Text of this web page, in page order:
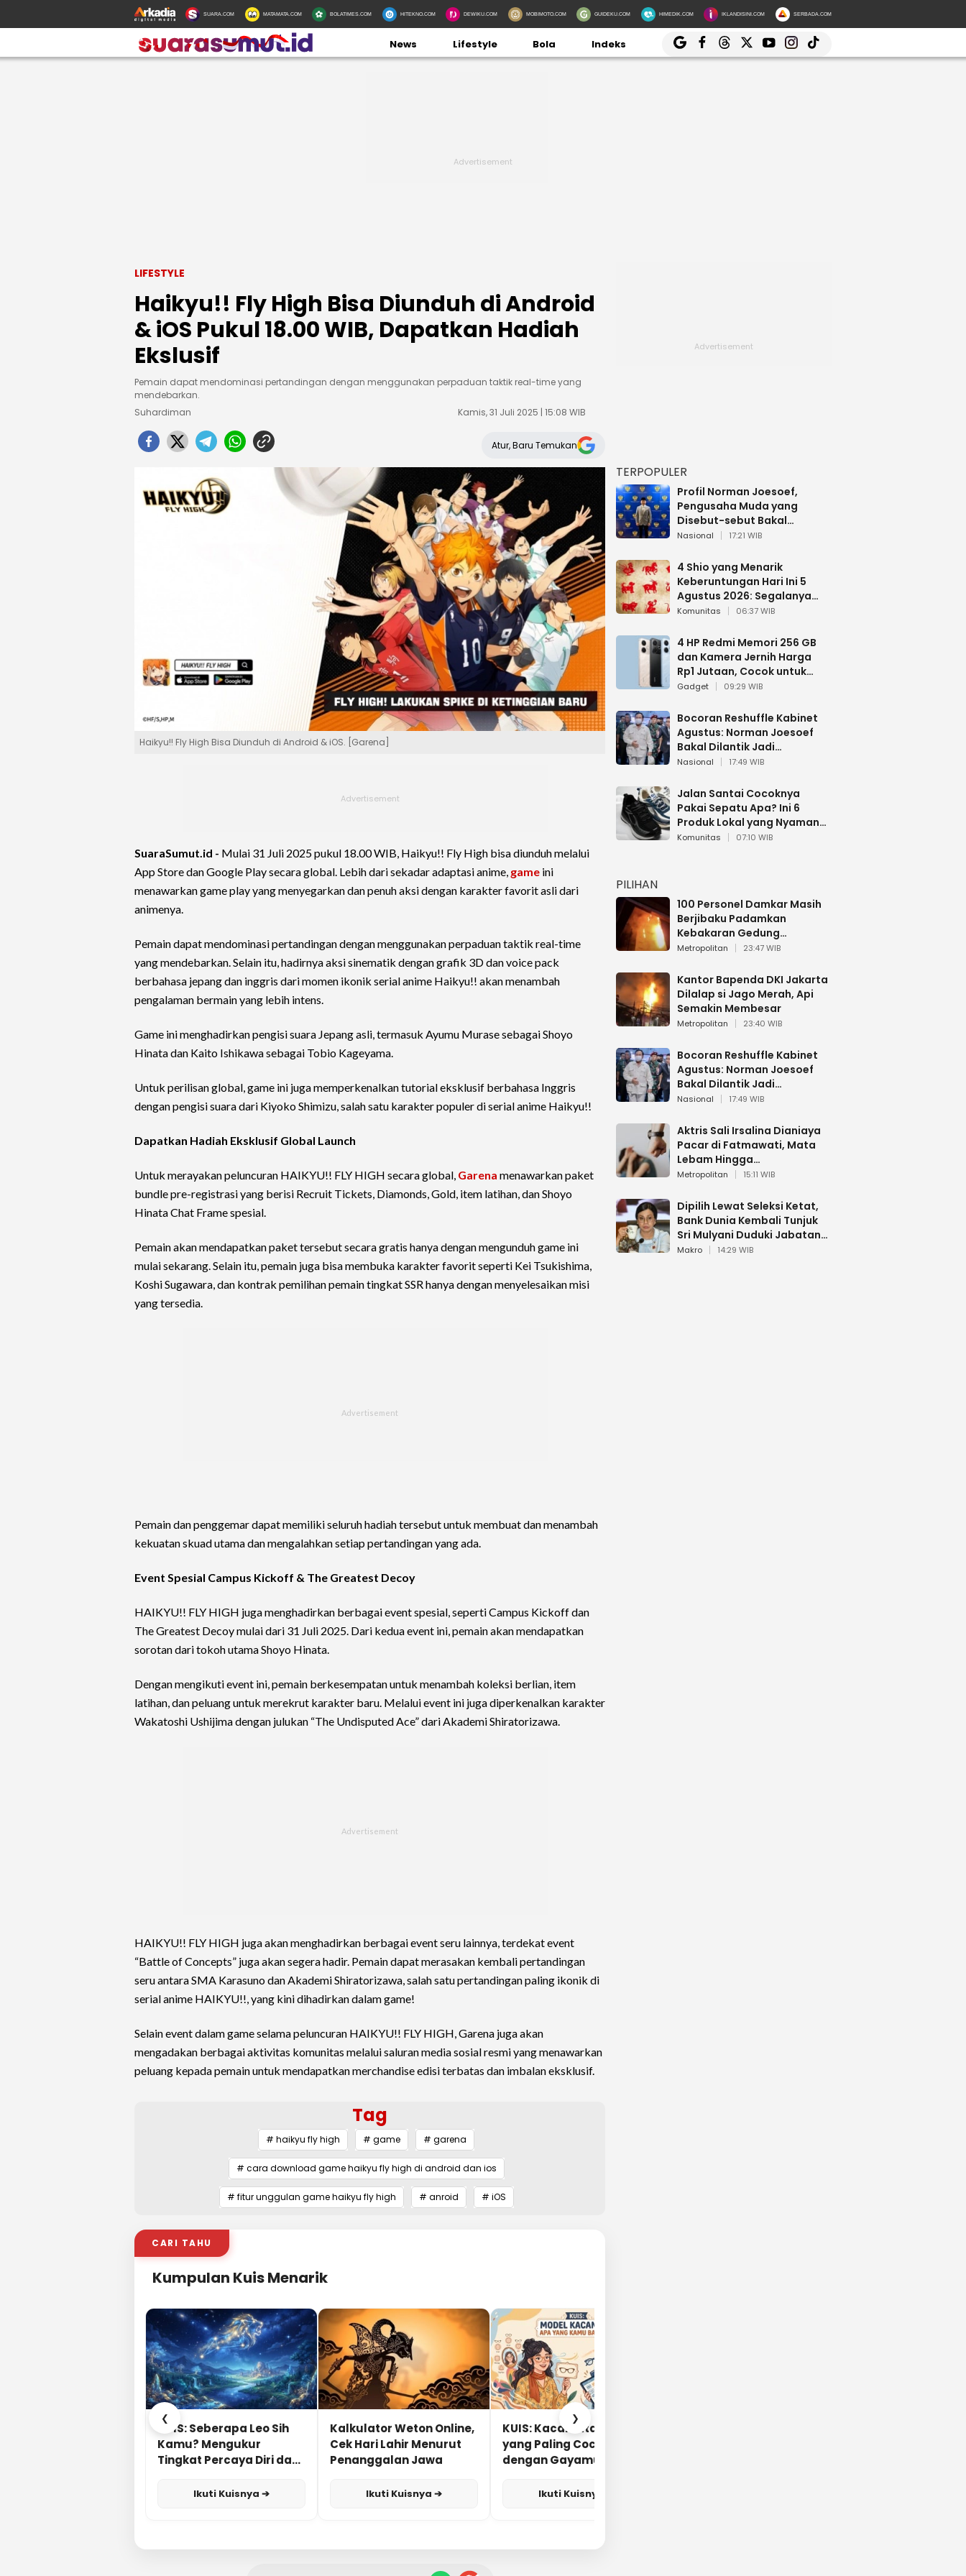
SUARA.COM MATAMATA.COM BOLATIMES.COM HITEKNO.COM DEWIKU.COM MOBIMOTO.COM GUIDEKU.COM HIMEDIK.COM IKLANDISINI.COM SERBADA.COM
News Lifestyle Bola Indeks
LIFESTYLE
Haikyu!! Fly High Bisa Diunduh di Android
& iOS Pukul 18.00 WIB, Dapatkan Hadiah
Ekslusif
Pemain dapat mendominasi pertandingan dengan menggunakan perpaduan taktik real-time yang
mendebarkan.
Suhardiman
Kamis, 31 Juli 2025 | 15:08 WIB
Atur, Baru Temukan
Haikyu!! Fly High Bisa Diunduh di Android & iOS. [Garena]
SuaraSumut.id - Mulai 31 Juli 2025 pukul 18.00 WIB, Haikyu!! Fly High bisa diunduh melalui
App Store dan Google Play secara global. Lebih dari sekadar adaptasi anime, game ini
menawarkan game play yang menyegarkan dan penuh aksi dengan karakter favorit asli dari
animenya.
Pemain dapat mendominasi pertandingan dengan menggunakan perpaduan taktik real-time
yang mendebarkan. Selain itu, hadirnya aksi sinematik dengan grafik 3D dan voice pack
berbahasa jepang dan inggris dari momen ikonik serial anime Haikyu!! akan menambah
pengalaman bermain yang lebih intens.
Game ini menghadirkan pengisi suara Jepang asli, termasuk Ayumu Murase sebagai Shoyo
Hinata dan Kaito Ishikawa sebagai Tobio Kageyama.
Untuk perilisan global, game ini juga memperkenalkan tutorial eksklusif berbahasa Inggris
dengan pengisi suara dari Kiyoko Shimizu, salah satu karakter populer di serial anime Haikyu!!
Dapatkan Hadiah Eksklusif Global Launch
Untuk merayakan peluncuran HAIKYU!! FLY HIGH secara global, Garena menawarkan paket
bundle pre-registrasi yang berisi Recruit Tickets, Diamonds, Gold, item latihan, dan Shoyo
Hinata Chat Frame spesial.
Pemain akan mendapatkan paket tersebut secara gratis hanya dengan mengunduh game ini
mulai sekarang. Selain itu, pemain juga bisa membuka karakter favorit seperti Kei Tsukishima,
Koshi Sugawara, dan kontrak pemilihan pemain tingkat SSR hanya dengan menyelesaikan misi
yang tersedia.
Pemain dan penggemar dapat memiliki seluruh hadiah tersebut untuk membuat dan menambah
kekuatan skuad utama dan mengalahkan setiap pertandingan yang ada.
Event Spesial Campus Kickoff & The Greatest Decoy
HAIKYU!! FLY HIGH juga menghadirkan berbagai event spesial, seperti Campus Kickoff dan
The Greatest Decoy mulai dari 31 Juli 2025. Dari kedua event ini, pemain akan mendapatkan
sorotan dari tokoh utama Shoyo Hinata.
Dengan mengikuti event ini, pemain berkesempatan untuk menambah koleksi berlian, item
latihan, dan peluang untuk merekrut karakter baru. Melalui event ini juga diperkenalkan karakter
Wakatoshi Ushijima dengan julukan “The Undisputed Ace” dari Akademi Shiratorizawa.
HAIKYU!! FLY HIGH juga akan menghadirkan berbagai event seru lainnya, terdekat event
“Battle of Concepts” juga akan segera hadir. Pemain dapat merasakan kembali pertandingan
seru antara SMA Karasuno dan Akademi Shiratorizawa, salah satu pertandingan paling ikonik di
serial anime HAIKYU!!, yang kini dihadirkan dalam game!
Selain event dalam game selama peluncuran HAIKYU!! FLY HIGH, Garena juga akan
mengadakan berbagai aktivitas komunitas melalui saluran media sosial resmi yang menawarkan
peluang kepada pemain untuk mendapatkan merchandise edisi terbatas dan imbalan eksklusif.
Tag
# haikyu fly high # game # garena
# cara download game haikyu fly high di android dan ios
# fitur unggulan game haikyu fly high # anroid # iOS
CARI TAHU
Kumpulan Kuis Menarik
❮
KUIS: Seberapa Leo Sih
Kamu? Mengukur
Tingkat Percaya Diri dan
Ikuti Kuisnya ➔
Kalkulator Weton Online,
Cek Hari Lahir Menurut
Penanggalan Jawa
Ikuti Kuisnya ➔
KUIS: Kacamata Apa
yang Paling Cocok
dengan Gayamu?
Ikuti Kuisnya ➔
❯
TERPOPULER
Profil Norman Joesoef,
Pengusaha Muda yang
Disebut-sebut Bakal
Dilantik Jadi Wamenhan RI
Nasional 17:21 WIB
4 Shio yang Menarik
Keberuntungan Hari Ini 5
Agustus 2026: Segalanya
Berjalan Lancar
Komunitas 06:37 WIB
4 HP Redmi Memori 256 GB
dan Kamera Jernih Harga
Rp1 Jutaan, Cocok untuk
Multitasking
Gadget 09:29 WIB
Bocoran Reshuffle Kabinet
Agustus: Norman Joesoef
Bakal Dilantik Jadi
Wamenhan RI
Nasional 17:49 WIB
Jalan Santai Cocoknya
Pakai Sepatu Apa? Ini 6
Produk Lokal yang Nyaman
Buat 17 Agustusan
Komunitas 07:10 WIB
PILIHAN
100 Personel Damkar Masih
Berjibaku Padamkan
Kebakaran Gedung
Bapenda DKI
Metropolitan 23:47 WIB
Kantor Bapenda DKI Jakarta
Dilalap si Jago Merah, Api
Semakin Membesar
Metropolitan 23:40 WIB
Bocoran Reshuffle Kabinet
Agustus: Norman Joesoef
Bakal Dilantik Jadi
Wamenhan RI
Nasional 17:49 WIB
Aktris Sali Irsalina Dianiaya
Pacar di Fatmawati, Mata
Lebam Hingga
Diselamatkan Polantas
Metropolitan 15:11 WIB
Dipilih Lewat Seleksi Ketat,
Bank Dunia Kembali Tunjuk
Sri Mulyani Duduki Jabatan
Strategis
Makro 14:29 WIB